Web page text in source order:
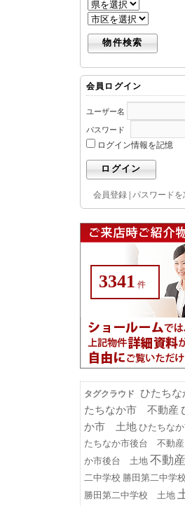
会員ログイン
ユーザー名
パスワード
ログイン情報を記憶
会員登録 パスワードを
3341 件
タグクラウド ひたちな
たちなか市 不動産
か市 土地 ひたちな
たちなか市後台 不動産
か市後台 土地 不動産
二中学校 勝田第二中学
勝田第二中学校 土地